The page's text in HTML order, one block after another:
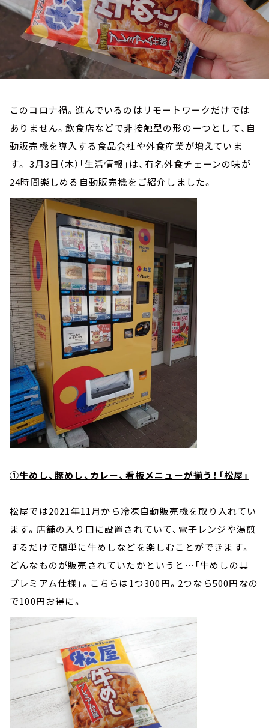
このコロナ禍。進んでいるのはリモートワークだけでは
ありません。飲食店などで非接触型の形の一つとして、自
動販売機を導入する食品会社や外食産業が増えていま
す。 3月3日（木）「生活情報」は、有名外食チェーンの味が
24時間楽しめる自動販売機をご紹介しました。
①牛めし、豚めし、カレー、看板メニューが揃う！「松屋」
松屋では2021年11月から冷凍自動販売機を取り入れてい
ます。店舗の入り口に設置されていて、電子レンジや湯煎
するだけで簡単に牛めしなどを楽しむことができます。
どんなものが販売されていたかというと…「牛めしの具
プレミアム仕様」。こちらは1つ300円。2つなら500円なの
で100円お得に。